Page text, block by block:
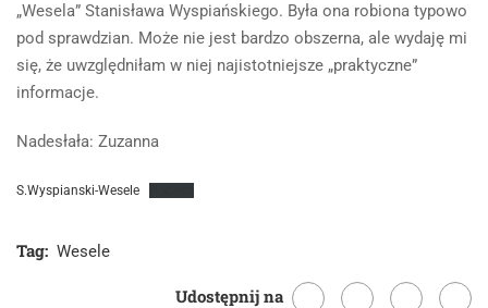
„Wesela” Stanisława Wyspiańskiego. Była ona robiona typowo
pod sprawdzian. Może nie jest bardzo obszerna, ale wydaję mi
się, że uwzględniłam w niej najistotniejsze „praktyczne”
informacje.
Nadesłała: Zuzanna
S.Wyspianski-Wesele
Tag: Wesele
Udostępnij na